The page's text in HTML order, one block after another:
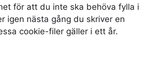
för att du inte ska behöva fylla i
igen nästa gång du skriver en
cookie-filer gäller i ett år.